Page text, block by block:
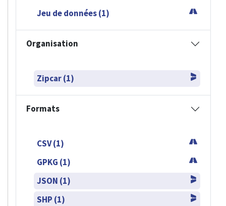
Jeu de données (1)
Organisation
Zipcar (1)
Formats
CSV (1)
GPKG (1)
JSON (1)
SHP (1)